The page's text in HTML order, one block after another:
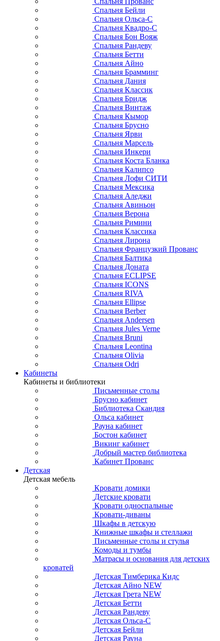
Спальня Бейли
Спальня Ольса-С
Спальня Квадро-С
Спальня Бон Вояж
Спальня Рандеву
Спальня Бетти
Спальня Айно
Спальня Брамминг
Спальня Дания
Спальня Классик
Спальня Бридж
Спальня Винтаж
Спальня Кымор
Спальня Брусно
Спальня Ярви
Спальня Марсель
Спальня Инкери
Спальня Коста Бланка
Спальня Калипсо
Спальня Лофи СИТИ
Спальня Мексика
Спальня Аледжи
Спальня Авиньон
Спальня Верона
Спальня Римини
Спальня Классика
Спальня Лирона
Спальня Французкий Прованс
Спальня Балтика
Спальня Доната
Спальня ECLIPSE
Спальня ICONS
Спальня RIVA
Спальня Ellipse
Спальня Berber
Спальня Andersen
Спальня Jules Verne
Спальня Bruni
Спальня Leontina
Спальня Olivia
Спальня Odri
Кабинеты
Кабинеты и библиотеки
Письменные столы
Брусно кабинет
Библиотека Скандия
Ольса кабинет
Рауна кабинет
Бостон кабинет
Викинг кабинет
Добрый мастер библиотека
Кабинет Прованс
Детская
Детская мебель
Кровати домики
Детские кровати
Кровати односпальные
Кровати-диваны
Шкафы в детскую
Книжные шкафы и стеллажи
Письменные столы и стулья
Комоды и тумбы
Матрасы и основания для детских
кроватей
Детская Тимберика Кидс
Детская Айно NEW
Детская Грета NEW
Детская Бетти
Детская Рандеву
Детская Ольса-С
Детская Бейли
Детская Рауна